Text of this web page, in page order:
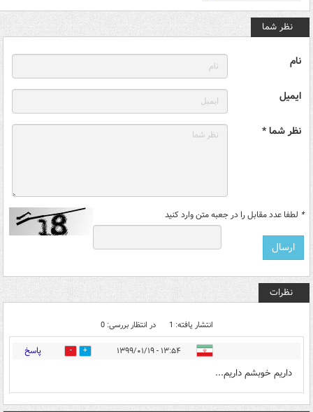
نظر شما
نام
ایمیل
نظر شما *
* لطفا عدد مقابل را در جعبه متن وارد کنید
نظرات
انتشار یافته: 1 در انتظار بررسی: 0
۱۳:۵۴ - ۱۳۹۹/۰۱/۱۹ 1 پاسخ
داریم خوبشم داریم...